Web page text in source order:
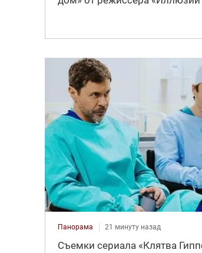
Панорама 21 минуту назад
Съемки сериала «Клятва